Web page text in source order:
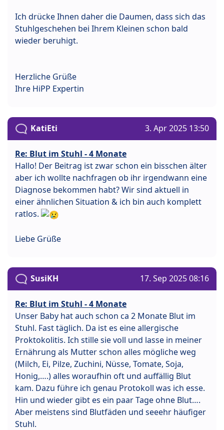
Ich drücke Ihnen daher die Daumen, dass sich das
Stuhlgeschehen bei Ihrem Kleinen schon bald
wieder beruhigt.
Herzliche Grüße
Ihre HiPP Expertin
KatiEti 3. Apr 2025 13:50
Re: Blut im Stuhl - 4 Monate
Hallo! Der Beitrag ist zwar schon ein bisschen älter
aber ich wollte nachfragen ob ihr irgendwann eine
Diagnose bekommen habt? Wir sind aktuell in
einer ähnlichen Situation & ich bin auch komplett
ratlos.
Liebe Grüße
SusiKH 17. Sep 2025 08:16
Re: Blut im Stuhl - 4 Monate
Unser Baby hat auch schon ca 2 Monate Blut im
Stuhl. Fast täglich. Da ist es eine allergische
Proktokolitis. Ich stille sie voll und lasse in meiner
Ernährung als Mutter schon alles mögliche weg
(Milch, Ei, Pilze, Zuchini, Nüsse, Tomate, Soja,
Honig,….) alles woraufhin oft und auffällig Blut
kam. Dazu führe ich genau Protokoll was ich esse.
Hin und wieder gibt es ein paar Tage ohne Blut….
Aber meistens sind Blutfäden und seeehr häufiger
Stuhl.